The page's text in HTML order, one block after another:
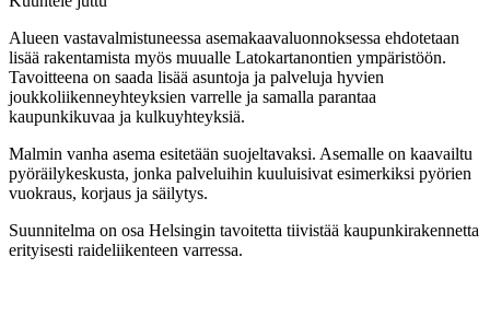
Alueen vastavalmistuneessa asemakaavaluonnoksessa ehdotetaan
lisää rakentamista myös muualle Latokartanontien ympäristöön.
Tavoitteena on saada lisää asuntoja ja palveluja hyvien
joukkoliikenneyhteyksien varrelle ja samalla parantaa
kaupunkikuvaa ja kulkuyhteyksiä.
Malmin vanha asema esitetään suojeltavaksi. Asemalle on kaavailtu
pyöräilykeskusta, jonka palveluihin kuuluisivat esimerkiksi pyörien
vuokraus, korjaus ja säilytys.
Suunnitelma on osa Helsingin tavoitetta tiivistää kaupunkirakennetta
erityisesti raideliikenteen varressa.